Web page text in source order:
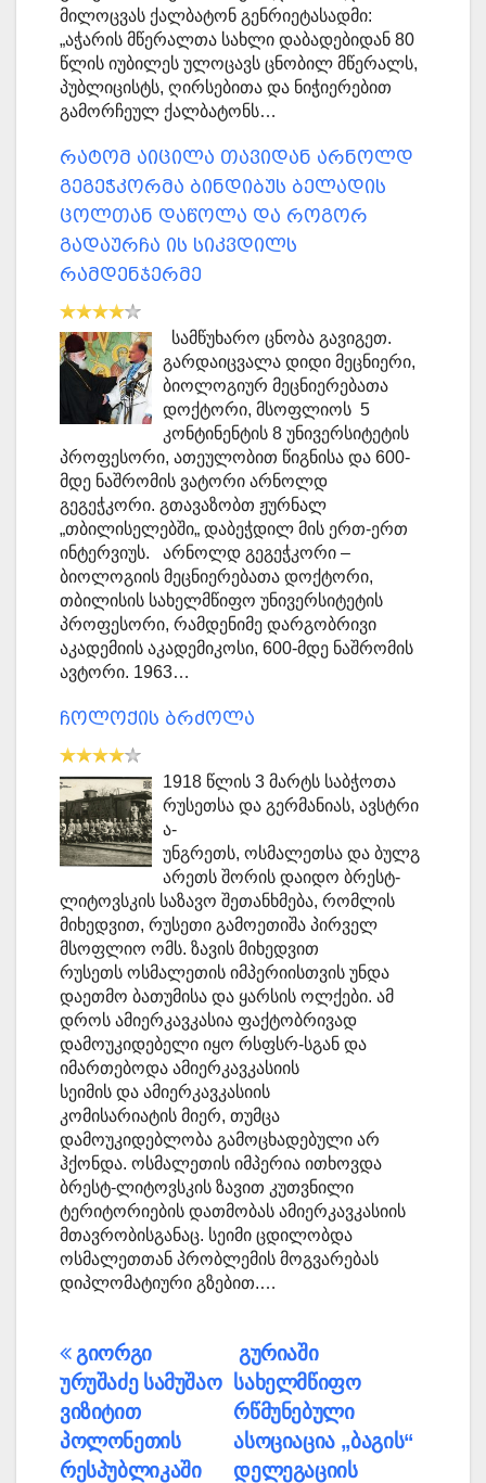
მილოცვას ქალბატონ გენრიეტასადმი:
„აჭარის მწერალთა სახლი დაბადებიდან 80
წლის იუბილეს ულოცავს ცნობილ მწერალს,
პუბლიცისტს, ღირსებითა და ნიჭიერებით
გამორჩეულ ქალბატონს…
რატომ აიცილა თავიდან არნოლდ
გეგეჭკორმა ბინდიბუს ბელადის
ცოლთან დაწოლა და როგორ
გადაურჩა ის სიკვდილს
რამდენჯერმე
სამწუხარო ცნობა გავიგეთ.
გარდაიცვალა დიდი მეცნიერი,
ბიოლოგიურ მეცნიერებათა
დოქტორი, მსოფლიოს 5
კონტინენტის 8 უნივერსიტეტის
პროფესორი, ათეულობით წიგნისა და 600-
მდე ნაშრომის ვატორი არნოლდ
გეგეჭკორი. გთავაზობთ ჟურნალ
„თბილისელებში„ დაბეჭდილ მის ერთ-ერთ
ინტერვიუს. არნოლდ გეგეჭკორი –
ბიოლოგიის მეცნიერებათა დოქტორი,
თბილისის სახელმწიფო უნივერსიტეტის
პროფესორი, რამდენიმე დარგობრივი
აკადემიის აკადემიკოსი, 600-მდე ნაშრომის
ავტორი. 1963…
ჩოლოქის ბრძოლა
1918 წლის 3 მარტს საბჭოთა
რუსეთსა და გერმანიას, ავსტრი
ა-
უნგრეთს, ოსმალეთსა და ბულგ
არეთს შორის დაიდო ბრესტ-
ლიტოვსკის საზავო შეთანხმება, რომლის
მიხედვით, რუსეთი გამოეთიშა პირველ
მსოფლიო ომს. ზავის მიხედვით
რუსეთს ოსმალეთის იმპერიისთვის უნდა
დაეთმო ბათუმისა და ყარსის ოლქები. ამ
დროს ამიერკავკასია ფაქტობრივად
დამოუკიდებელი იყო რსფსრ-სგან და
იმართებოდა ამიერკავკასიის
სეიმის და ამიერკავკასიის
კომისარიატის მიერ, თუმცა
დამოუკიდებლობა გამოცხადებული არ
ჰქონდა. ოსმალეთის იმპერია ითხოვდა
ბრესტ-ლიტოვსკის ზავით კუთვნილი
ტერიტორიების დათმობას ამიერკავკასიის
მთავრობისგანაც. სეიმი ცდილობდა
ოსმალეთთან პრობლემის მოგვარებას
დიპლომატიური გზებით.…
პოსტის
ნავიგაცია
გურიაში
სახელმწიფო
რწმუნებული
ასოციაცია „ბაგის“
დელეგაციის
გიორგი
ურუშაძე სამუშაო
ვიზიტით
პოლონეთის
რესპუბლიკაში